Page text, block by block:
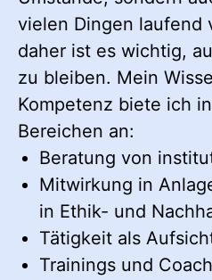
vielen Dingen laufend
daher ist es wichtig,
zu bleiben. Mein
Kompetenz biete ich
Bereichen an:
Beratung von
Mitwirkung in
in Ethik- und
Tätigkeit als
Trainings und